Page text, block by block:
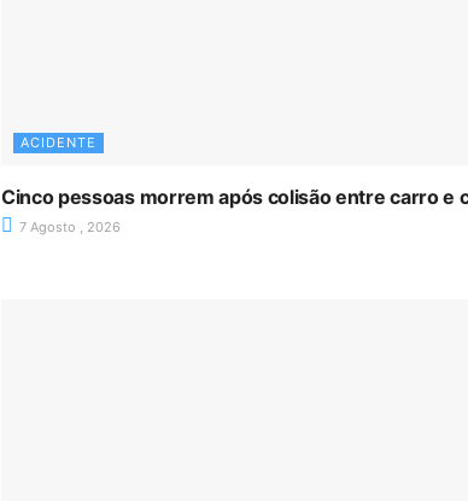
ACIDENTE
Cinco pessoas morrem após colisão entre carro e
7 Agosto , 2026